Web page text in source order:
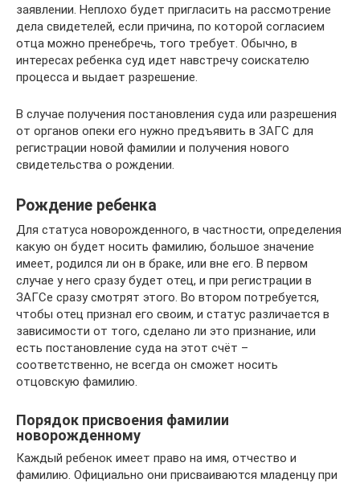
заявлении. Неплохо будет пригласить на рассмотрение
дела свидетелей, если причина, по которой согласием
отца можно пренебречь, того требует. Обычно, в
интересах ребенка суд идет навстречу соискателю
процесса и выдает разрешение.
В случае получения постановления суда или разрешения
от органов опеки его нужно предъявить в ЗАГС для
регистрации новой фамилии и получения нового
свидетельства о рождении.
Рождение ребенка
Для статуса новорожденного, в частности, определения
какую он будет носить фамилию, большое значение
имеет, родился ли он в браке, или вне его. В первом
случае у него сразу будет отец, и при регистрации в
ЗАГСе сразу смотрят этого. Во втором потребуется,
чтобы отец признал его своим, и статус различается в
зависимости от того, сделано ли это признание, или
есть постановление суда на этот счёт –
соответственно, не всегда он сможет носить
отцовскую фамилию.
Порядок присвоения фамилии
новорожденному
Каждый ребенок имеет право на имя, отчество и
фамилию. Официально они присваиваются младенцу при